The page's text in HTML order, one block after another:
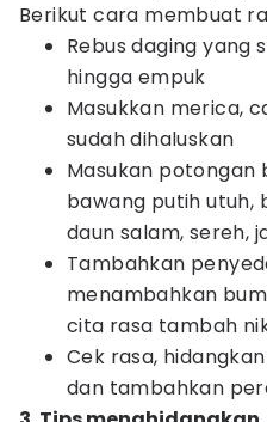
Berikut cara membuat
Rebus daging
hingga empuk
Masukkan merica,
sudah dihaluskan
Masukan potongan
bawang putih utuh,
daun salam, sereh,
Tambahkan
menambahkan
cita rasa tambah
Cek rasa,
dan tambahkan